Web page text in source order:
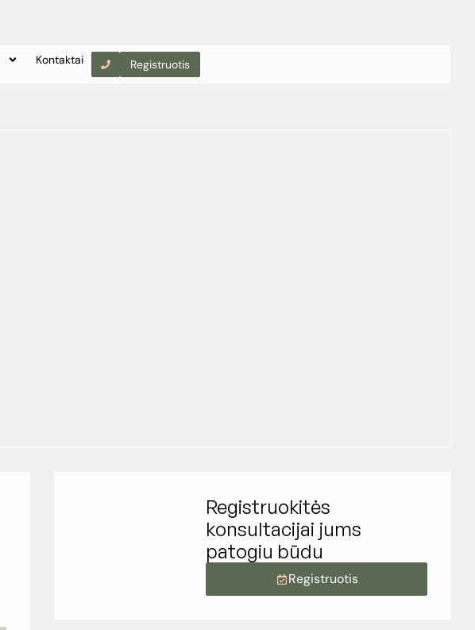
Kontaktai Registruotis
Registruokitės
konsultacijai jums
patogiu būdu
Registruotis